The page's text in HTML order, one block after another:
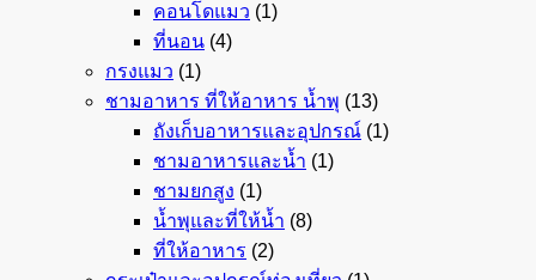
คอนโดแมว (1)
ที่นอน (4)
กรงแมว (1)
ชามอาหาร ที่ให้อาหาร น้ำพุ (13)
ถังเก็บอาหารและอุปกรณ์ (1)
ชามอาหารและน้ำ (1)
ชามยกสูง (1)
น้ำพุและที่ให้น้ำ (8)
ที่ให้อาหาร (2)